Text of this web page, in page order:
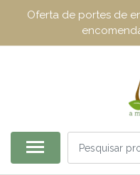
Oferta de portes de